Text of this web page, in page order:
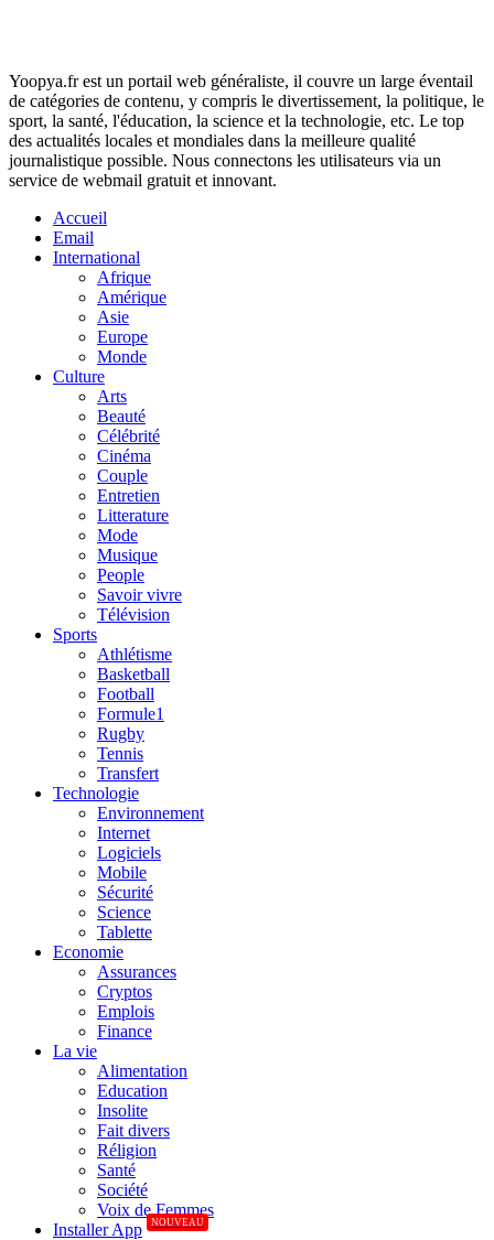
Yoopya.fr est un portail web généraliste, il couvre un large éventail
de catégories de contenu, y compris le divertissement, la politique, le
sport, la santé, l'éducation, la science et la technologie, etc. Le top
des actualités locales et mondiales dans la meilleure qualité
journalistique possible. Nous connectons les utilisateurs via un
service de webmail gratuit et innovant.
Accueil
Email
International
Afrique
Amérique
Asie
Europe
Monde
Culture
Arts
Beauté
Célébrité
Cinéma
Couple
Entretien
Litterature
Mode
Musique
People
Savoir vivre
Télévision
Sports
Athlétisme
Basketball
Football
Formule1
Rugby
Tennis
Transfert
Technologie
Environnement
Internet
Logiciels
Mobile
Sécurité
Science
Tablette
Economie
Assurances
Cryptos
Emplois
Finance
La vie
Alimentation
Education
Insolite
Fait divers
Réligion
Santé
Société
Voix de Femmes
Installer App
NOUVEAU